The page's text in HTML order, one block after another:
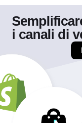
i canali di